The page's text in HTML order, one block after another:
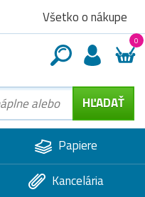
Všetko o nákupe
0
Papiere
Kancelária